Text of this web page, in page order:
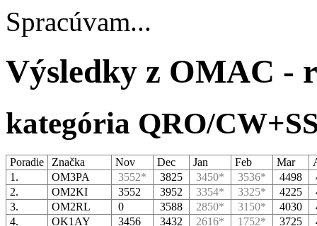
Spracúvam...
Výsledky z OMAC -
kategória QRO/
Poradie Značka Nov Dec Jan Feb Mar
1.
OM3PA 3552* 3825 3450* 3536* 4498
2.
OM2KI 3552 3952 3354* 3325* 4225
3.
OM2RL 0 3588 2850* 3150* 4030
4.
OK1AY 3456 3432 2616* 1752* 3725